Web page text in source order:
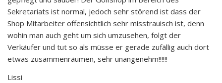
Sekretariats ist normal, jedoch sehr störend ist dass der
Shop Mitarbeiter offensichtlich sehr misstrauisch ist, denn
wohin man auch geht um sich umzusehen, folgt der
Verkäufer und tut so als müsse er gerade zufällig auch dort
etwas zusammenräumen, sehr unangenehm!!!!!!
Lissi